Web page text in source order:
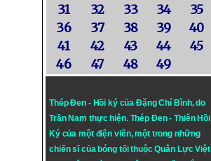
31
32 33 34
35
36
37 38 39
40
41
42 43 44
45
46
47 48 49
Thép Đen - Hồi ký của Đặng Chí Bình, do
Trần Nam thực hiện. Thép Đen- Thiên Hồi
Ký của một điện viên, một trong những
chiến sĩ của bóng tối thuộc Quân Lực Việt